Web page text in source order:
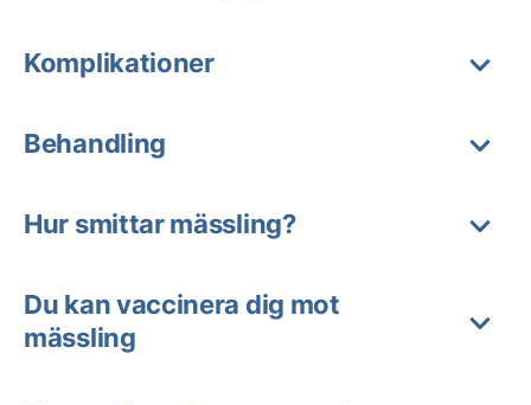
Komplikationer
Behandling
Hur smittar mässling?
Du kan vaccinera dig mot
mässling